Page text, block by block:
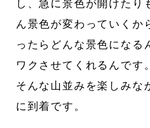
し、急に景色が開けたり
ん景色が変わっていくか
ったらどんな景色になる
ワクさせてくれるんです。
そんな山並みを楽しみな
に到着です。